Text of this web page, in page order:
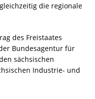
die regionale
des Freistaates
Bundesagentur für
sächsischen
Industrie- und